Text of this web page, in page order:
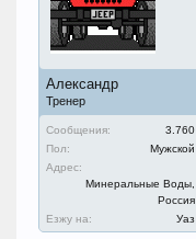
Александр
Тренер
Сообщения:
3.760
Пол:
Мужской
Адрес:
Минеральные Воды,
Россия
Езжу на:
Уаз